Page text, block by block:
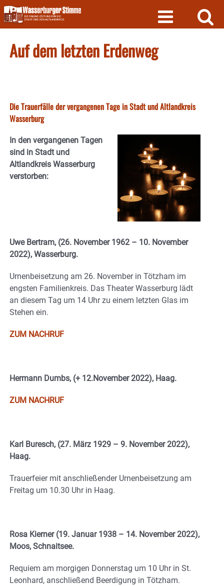
Skip
to
content
Auf dem letzten Erdenweg
Die Trauerfälle der vergangenen Tage in Stadt und Altlandkreis
Wasserburg
In den vergangenen Tagen
sind in Stadt und
Altlandkreis Wasserburg
verstorben:
Uwe Bertram, (26. November 1962 – 10. November
2022), Wasserburg.
Urnenbeisetzung am 26. November in Tötzham im
engsten Familienkreis. Das Theater Wasserburg lädt
an diesem Tag um 14 Uhr zu einem letzten Glas im
Stehen ein.
ZUM NACHRUF
Hermann Dumbs, (+ 12.November 2022), Haag.
ZUM NACHRUF
Karl Buresch, (27. März 1929 – 9. November 2022),
Haag.
Trauerfeier mit anschließender Urnenbeisetzung am
Freitag um 10.30 Uhr in Haag.
Rosa Kierner (19. Januar 1938 – 14. November 2022),
Moos, Schnaitsee.
Requiem am morgigen Donnerstag um 10 Uhr in St.
Leonhard, anschließend Beerdigung in Tötzham.